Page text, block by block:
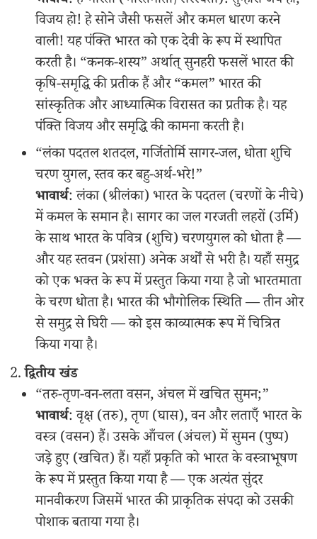
विजय हो! हे सोने जैसी फसलें और कमल धारण करने
वाली! यह पंक्ति भारत को एक देवी के रूप में स्थापित
करती है। “कनक-शस्य” अर्थात् सुनहरी फसलें भारत की
कृषि-समृद्धि की प्रतीक हैं और “कमल” भारत की
सांस्कृतिक और आध्यात्मिक विरासत का प्रतीक है। यह
पंक्ति विजय और समृद्धि की कामना करती है।
“लंका पदतल शतदल, गर्जितोर्मि सागर-जल, धोता शुचि
चरण युगल, स्तव कर बहु-अर्थ-भरे!”
भावार्थ: लंका (श्रीलंका) भारत के पदतल (चरणों के नीचे)
में कमल के समान है। सागर का जल गरजती लहरों (उर्मि)
के साथ भारत के पवित्र (शुचि) चरणयुगल को धोता है —
और यह स्तवन (प्रशंसा) अनेक अर्थों से भरी है। यहाँ समुद्र
को एक भक्त के रूप में प्रस्तुत किया गया है जो भारतमाता
के चरण धोता है। भारत की भौगोलिक स्थिति — तीन ओर
से समुद्र से घिरी — को इस काव्यात्मक रूप में चित्रित
किया गया है।
द्वितीय खंड
“तरु-तृण-वन-लता वसन, अंचल में खचित सुमन;”
भावार्थ: वृक्ष (तरु), तृण (घास), वन और लताएँ भारत के
वस्त्र (वसन) हैं। उसके आँचल (अंचल) में सुमन (पुष्प)
जड़े हुए (खचित) हैं। यहाँ प्रकृति को भारत के वस्त्राभूषण
के रूप में प्रस्तुत किया गया है — एक अत्यंत सुंदर
मानवीकरण जिसमें भारत की प्राकृतिक संपदा को उसकी
पोशाक बताया गया है।